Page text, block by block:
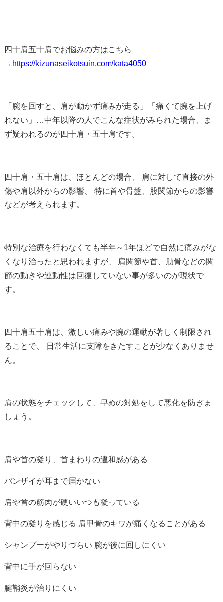
四十肩五十肩でお悩みの方はこちら
→ https://kizunaseikotsuin.com/kata4050
「腕を回すと、肩が動かず痛みが走る」
「痛くて腕を上げ
れない」…中年以降の人でこんな症状がみられた場合、
ま
ず疑われるのが四十肩・五十肩です。
四十肩・五十肩は、ほとんどの場合、 肩に対して直接の外
傷や肩以外からの影響、 特に首や骨盤、股関節からの影響
などが考えられます。
特別な治療を行わなくても半年～1年ほどで自然に痛みがな
くなり治ったと思われますが、 肩関節や首、肋骨などの関
節の動きや連動性は回復していない事が多いのが現状で
す。
四十肩五十肩は、激しい痛みや腕の運動が著しく制限され
ることで、 日常生活に支障をきたすことが少なくありませ
ん。
肩の状態をチェックして、早めの対処をして悪化を防ぎま
しょう。
肩や首の凝り、首まわりの違和感がある
バンザイが耳まで届かない
肩や首の筋肉が硬いいつも凝っている
背中の凝りを感じる 肩甲骨のキワが痛くなることがある
シャンプーがやりづらい 腕が後に回しにくい
背中に手が回らない
腱鞘炎が治りにくい